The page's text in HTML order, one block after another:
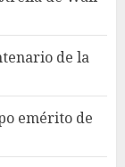
de la
emérito de
gracias al
de